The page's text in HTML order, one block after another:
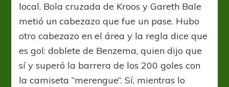
local. Bola cruzada de Kroos y Gareth Bale
metió un cabezazo que fue un pase. Hubo
otro cabezazo en el área y la regla dice que
es gol: doblete de Benzema, quien dijo que
sí y superó la barrera de los 200 goles con
la camiseta “merengue”. Sí, mientras lo